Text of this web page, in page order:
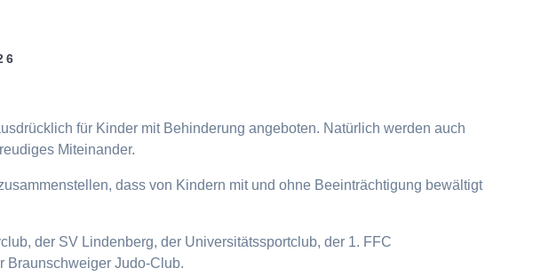
für Kinder mit Behinderung angeboten. Natürlich werden auch
Miteinander.
dass von Kindern mit und ohne Beeinträchtigung bewältigt
der SV Lindenberg, der Universitätssportclub, der 1. FFC
Braunschweiger Judo-Club.